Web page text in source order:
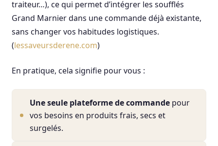
traiteur…), ce qui permet d’intégrer les soufflés
Grand Marnier dans une commande déjà existante,
sans changer vos habitudes logistiques.
(lessaveursderene.com)
En pratique, cela signifie pour vous :
Une seule plateforme de commande pour
vos besoins en produits frais, secs et
surgelés.